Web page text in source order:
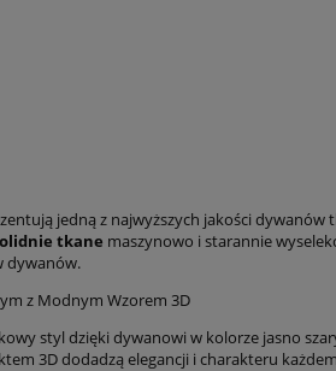
jedną z najwyższych jakości
tkane maszynowo i starannie
dywanów.
z Modnym Wzorem 3D
styl dzięki dywanowi w kolorze jasno
3D dodadzą elegancji i charakteru